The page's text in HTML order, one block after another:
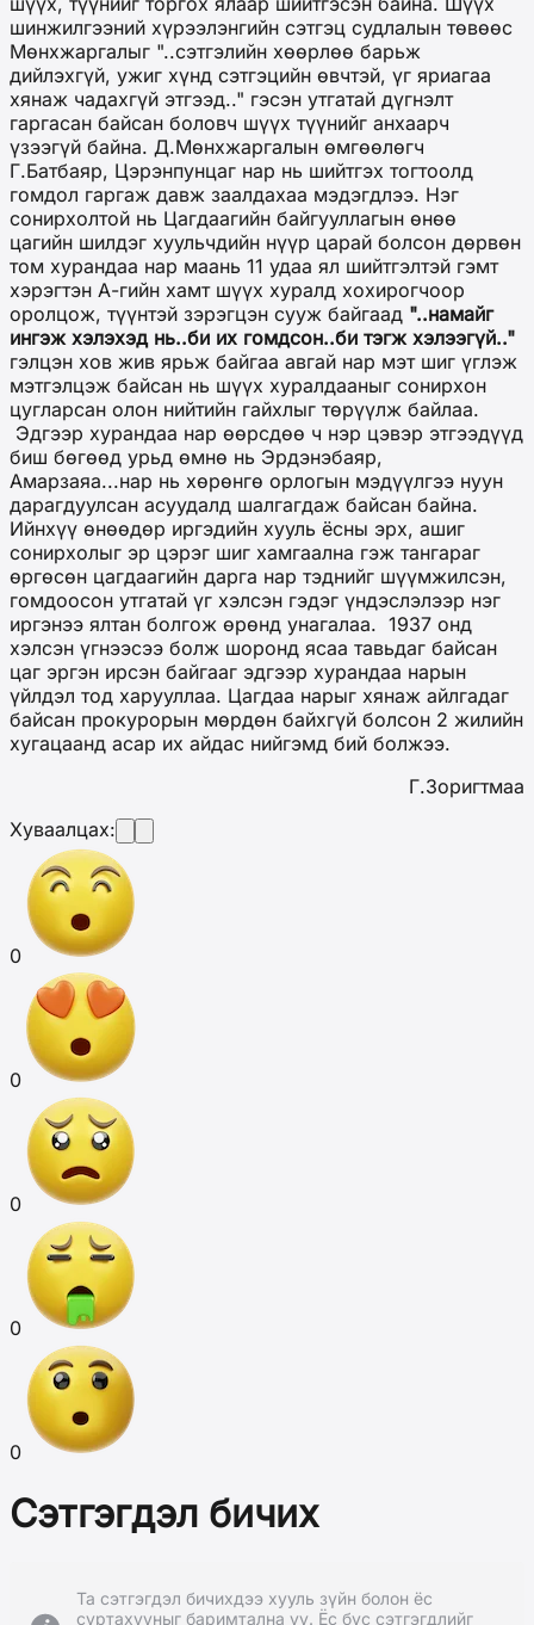
шинжилгээний хүрээлэнгийн сэтгэц судлалын төвөөс
Мөнхжаргалыг "..сэтгэлийн хөөрлөө барьж
дийлэхгүй, ужиг хүнд сэтгэцийн өвчтэй, үг яриагаа
хянаж чадахгүй этгээд.." гэсэн утгатай дүгнэлт
гаргасан байсан боловч шүүх түүнийг анхаарч
үзээгүй байна. Д.Мөнхжаргалын өмгөөлөгч
Г.Батбаяр, Цэрэнпунцаг нар нь шийтгэх тогтоолд
гомдол гаргаж давж заалдахаа мэдэгдлээ. Нэг
сонирхолтой нь Цагдаагийн байгууллагын өнөө
цагийн шилдэг хуульчдийн нүүр царай болсон дөрвөн
том хурандаа нар маань 11 удаа ял шийтгэлтэй гэмт
хэрэгтэн А-гийн хамт шүүх хуралд хохирогчоор
оролцож, түүнтэй зэрэгцэн сууж байгаад "..намайг
ингэж хэлэхэд нь..би их гомдсон..би тэгж хэлээгүй.."
гэлцэн хов жив ярьж байгаа авгай нар мэт шиг үглэж
мэтгэлцэж байсан нь шүүх хуралдааныг сонирхон
цугларсан олон нийтийн гайхлыг төрүүлж байлаа.
Эдгээр хурандаа нар өөрсдөө ч нэр цэвэр этгээдүүд
биш бөгөөд урьд өмнө нь Эрдэнэбаяр,
Амарзаяа...нар нь хөрөнгө орлогын мэдүүлгээ нуун
дарагдуулсан асуудалд шалгагдаж байсан байна.
Ийнхүү өнөөдөр иргэдийн хууль ёсны эрх, ашиг
сонирхолыг эр цэрэг шиг хамгаална гэж тангараг
өргөсөн цагдаагийн дарга нар тэднийг шүүмжилсэн,
гомдоосон утгатай үг хэлсэн гэдэг үндэслэлээр нэг
иргэнээ ялтан болгож өрөнд унагалаа. 1937 онд
хэлсэн үгнээсээ болж шоронд ясаа тавьдаг байсан
цаг эргэн ирсэн байгааг эдгээр хурандаа нарын
үйлдэл тод харууллаа. Цагдаа нарыг хянаж айлгадаг
байсан прокурорын мөрдөн байхгүй болсон 2 жилийн
хугацаанд асар их айдас нийгэмд бий болжээ.
Г.Зоригтмаа
Хуваалцах:
0
0
0
0
0
Сэтгэгдэл бичих
Та сэтгэгдэл бичихдээ хууль зүйн болон ёс
суртахууныг баримтална уу. Ёс бус сэтгэгдлийг